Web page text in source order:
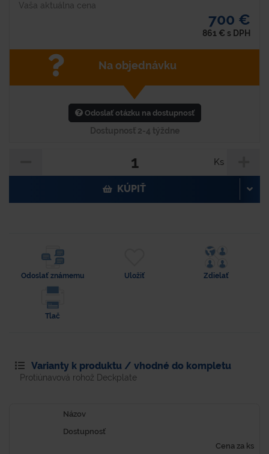
Vaša aktuálna cena
700 €
861 € s DPH
Na objednávku
Odoslať otázku na dostupnosť
Dostupnosť 2-4 týždne
Ks
KÚPIŤ
Odoslať známemu Uložiť Zdielať
Tlač
Varianty k produktu / vhodné do kompletu
Protiúnavová rohož Deckplate
Názov
Dostupnosť
Cena za ks